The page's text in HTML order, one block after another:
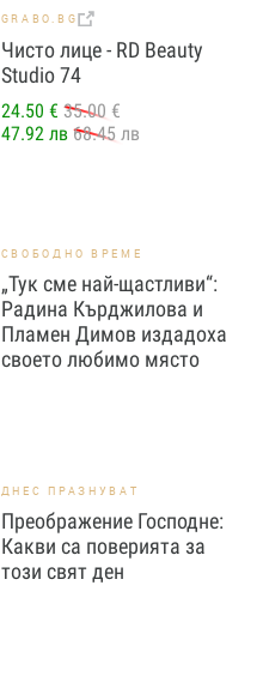
GRABO.BG
Чисто лице - RD Beauty
Studio 74
24.50 € 35.00 €
47.92 лв 68.45 лв
СВОБОДНО ВРЕМЕ
„Тук сме най-щастливи“:
Радина Кърджилова и
Пламен Димов издадоха
своето любимо място
ДНЕС ПРАЗНУВАТ
Преображение Господне:
Какви са поверията за
този свят ден